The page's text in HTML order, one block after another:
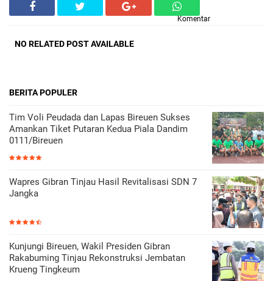
Komentar
NO RELATED POST AVAILABLE
BERITA POPULER
Tim Voli Peudada dan Lapas Bireuen Sukses
Amankan Tiket Putaran Kedua Piala Dandim
0111/Bireuen
Wapres Gibran Tinjau Hasil Revitalisasi SDN 7
Jangka
Kunjungi Bireuen, Wakil Presiden Gibran
Rakabuming Tinjau Rekonstruksi Jembatan
Krueng Tingkeum